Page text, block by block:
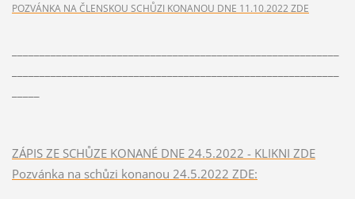
POZVÁNKA NA ČLENSKOU SCHŮZI KONANOU DNE 11.10.2022 ZDE
ZÁPIS ZE SCHŮZE KONANÉ DNE 24.5.2022 - KLIKNI ZDE
Pozvánka na schůzi konanou 24.5.2022 ZDE: